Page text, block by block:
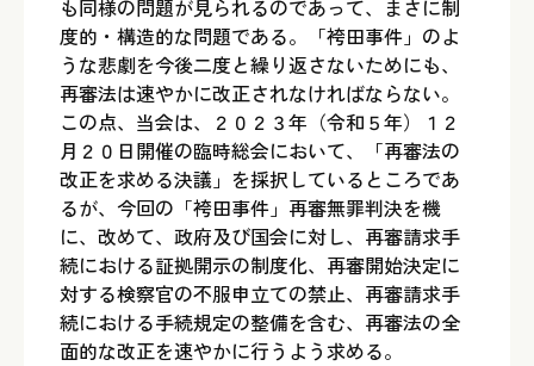
も同様の問題が見られるのであって、まさに制
度的・構造的な問題である。「袴田事件」のよ
うな悲劇を今後二度と繰り返さないためにも、
再審法は速やかに改正されなければならない。
この点、当会は、２０２３年（令和５年）１２
月２０日開催の臨時総会において、「再審法の
改正を求める決議」を採択しているところであ
るが、今回の「袴田事件」再審無罪判決を機
に、改めて、政府及び国会に対し、再審請求手
続における証拠開示の制度化、再審開始決定に
対する検察官の不服申立ての禁止、再審請求手
続における手続規定の整備を含む、再審法の全
面的な改正を速やかに行うよう求める。